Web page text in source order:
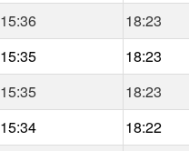
15:36 18:23
15:35 18:23
15:35 18:23
15:34 18:22